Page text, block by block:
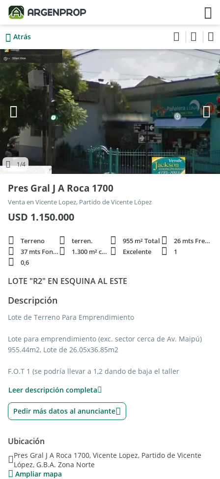
Atrás
1/4
Pres Gral J A Roca 1700
Venta en Vicente Lopez, Partido de Vicente López
USD 1.150.000
Terreno terren. 955 m² Total
26 mts Frente
37 mts Fondo
1.300 m² constr. Excelente
1
0,6
LOTE "R2" EN ESQUINA AL ESTE
Descripción
Lote de Terreno Para Emprendimiento
Lote para emprendimiento (exc. sector cerca de Av. Maipú)
955.44m2, Lote de 26.05x36.85m2
F.O.T 1 (se podría llevar a 1,2 dando de baja el taller
Se podrían hacer 13 o 14 Deptos. + Cocheras
TOMARIA MTS NUEVOS
ESCUCHA OFERTAS
Leer descripción completa
Pedir más datos al anunciante
Ubicación
Pres Gral J A Roca 1700, Vicente Lopez, Partido de Vicente
López, G.B.A. Zona Norte
Ampliar mapa